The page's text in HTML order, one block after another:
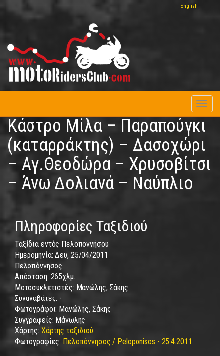
προς
περιεχόμενο
English
Κάστρο Μίλα – Παραπούγκι
(καταρράκτης) – Δασοχώρι
– Αγ.Θεοδώρα – Χρυσοβίτσι
– Άνω Δολιανά – Ναύπλιο
Πληροφορίες Ταξιδιού
Ταξίδια εντός Πελοποννήσου
Ημερομηνία: Δευ, 25/04/2011
Πελοπόννησος
Απόσταση: 265χλμ.
Μοτοσυκλετιστές: Μανώλης, Σάκης
Συναναβάτες: -
Φωτογράφοι: Μανώλης, Σάκης
Συγγραφείς: Μάνωλης
Χάρτης: Χάρτης ταξιδιού
Φωτογραφίες: Πελοπόννησος / Peloponisos - 25.4.2011